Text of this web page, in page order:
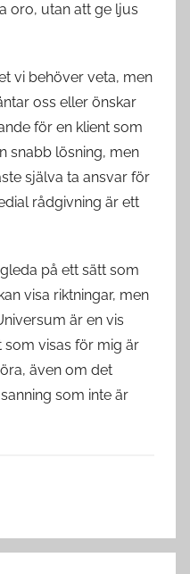
oro, utan att ge ljus
vi behöver veta, men
oss eller önskar
för en klient som
snabb lösning, men
själva ta ansvar för
rådgivning är ett
på ett sätt som
visa riktningar, men
är en vis
som visas för mig är
även om det
som inte är